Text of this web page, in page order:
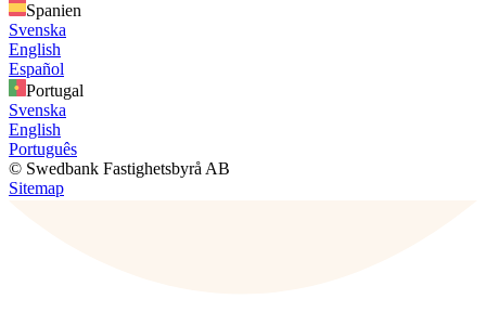
Spanien
Svenska
English
Español
Portugal
Svenska
English
Português
© Swedbank Fastighetsbyrå AB
Sitemap